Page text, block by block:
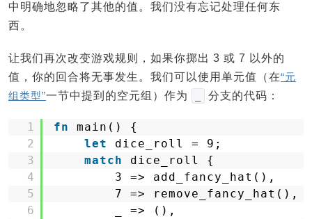
中明确地忽略了其他的值。我们没有忘记处理任何东
西。
让我们再次改变游戏规则，如果你掷出 3 或 7 以外的
值，你的回合将无事发生。我们可以使用单元值（在“元
组类型”一节中提到的空元组）作为 分支的代码：
1
2
3
4
5
6
fn
main() {
let
dice_roll = 9;
match
dice_roll {
3 => add_fancy_hat(),
7 => remove_fancy_hat(),
_ => (),